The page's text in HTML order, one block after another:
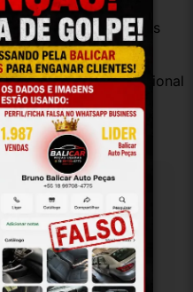
igual à das
instalação por profissional
RENAULT
940008214